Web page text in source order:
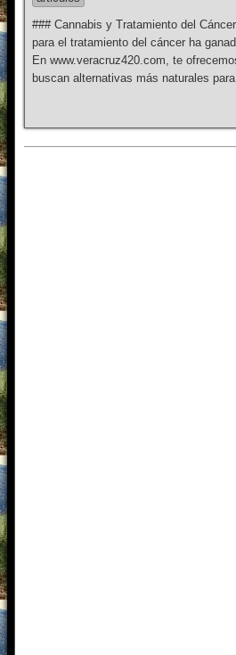
### Cannabis y Tratamiento del
para el tratamiento del cáncer ha
En www.veracruz420.com, te
buscan alternativas más naturales